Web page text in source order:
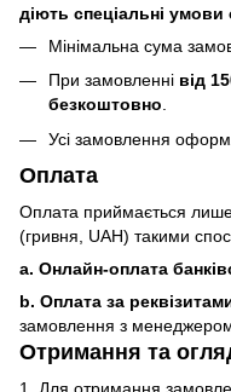
діють спеціальні
Мінімальна сума
При замовленні від
безкоштовно.
Усі замовлення
Оплата
Оплата приймається лише
(гривня, UAH) такими
a. Онлайн-оплата
b. Оплата за
замовлення з
Отримання та